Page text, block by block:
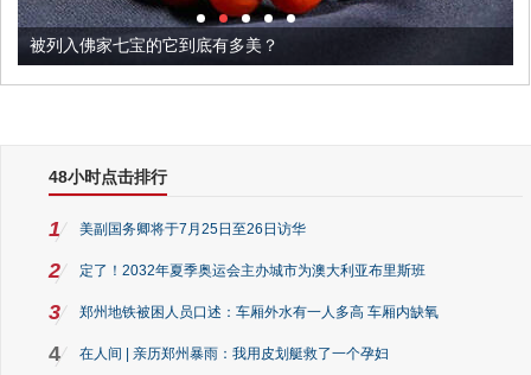
被列入佛家七宝的它到底有多美？
48小时点击排行
1 美副国务卿将于7月25日至26日访华
2 定了！2032年夏季奥运会主办城市为澳大利亚布里斯班
3 郑州地铁被困人员口述：车厢外水有一人多高 车厢内缺氧
4 在人间 | 亲历郑州暴雨：我用皮划艇救了一个孕妇